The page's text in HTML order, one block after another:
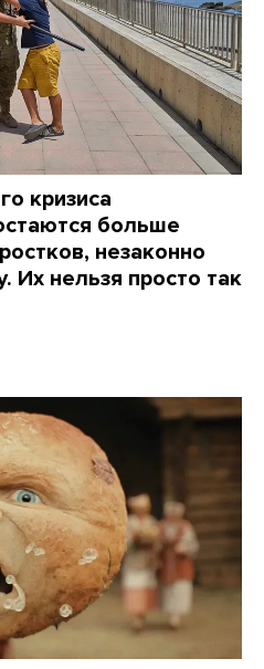
кризиса
больше
незаконно
Их нельзя просто так